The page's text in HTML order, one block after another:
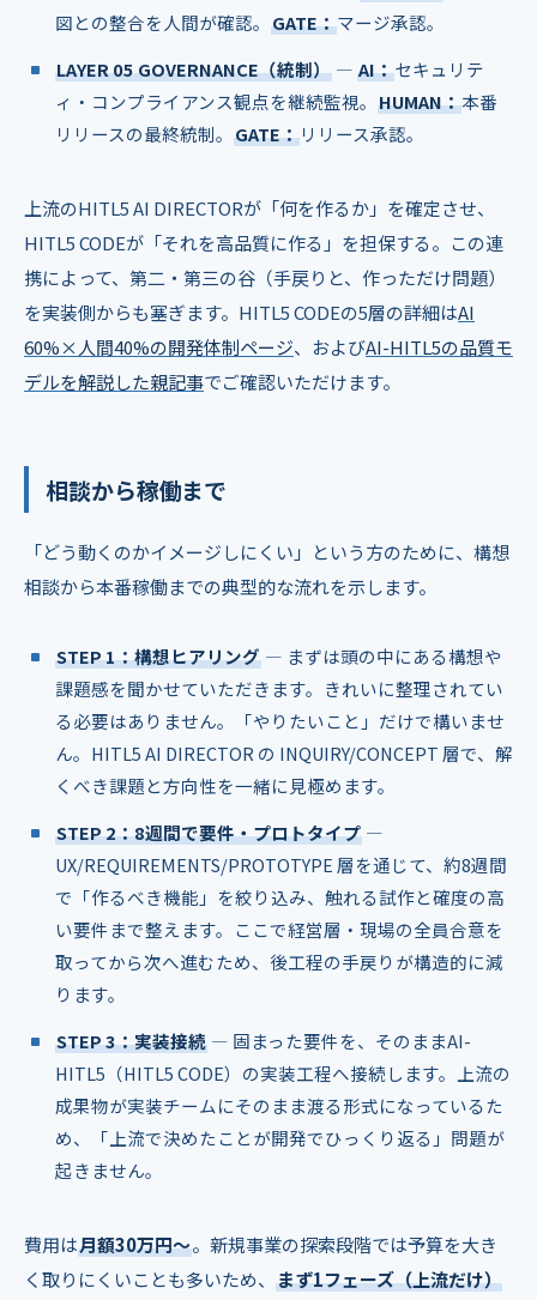
図との整合を人間が確認。 GATE：マージ承認。
LAYER 05 GOVERNANCE（統制） ― AI：セキュリテ
ィ・コンプライアンス観点を継続監視。 HUMAN：本番
リリースの最終統制。 GATE：リリース承認。
上流のHITL5 AI DIRECTORが「何を作るか」を確定させ、
HITL5 CODEが「それを高品質に作る」を担保する。この連
携によって、第二・第三の谷（手戻りと、作っただけ問題）
を実装側からも塞ぎます。HITL5 CODEの5層の詳細はAI
60%×人間40%の開発体制ページ、およびAI-HITL5の品質モ
デルを解説した親記事でご確認いただけます。
相談から稼働まで
「どう動くのかイメージしにくい」という方のために、構想
相談から本番稼働までの典型的な流れを示します。
STEP 1：構想ヒアリング ― まずは頭の中にある構想や
課題感を聞かせていただきます。きれいに整理されてい
る必要はありません。「やりたいこと」だけで構いませ
ん。HITL5 AI DIRECTOR の INQUIRY/CONCEPT 層で、解
くべき課題と方向性を一緒に見極めます。
STEP 2：8週間で要件・プロトタイプ ―
UX/REQUIREMENTS/PROTOTYPE 層を通じて、約8週間
で「作るべき機能」を絞り込み、触れる試作と確度の高
い要件まで整えます。ここで経営層・現場の全員合意を
取ってから次へ進むため、後工程の手戻りが構造的に減
ります。
STEP 3：実装接続 ― 固まった要件を、そのままAI-
HITL5（HITL5 CODE）の実装工程へ接続します。上流の
成果物が実装チームにそのまま渡る形式になっているた
め、「上流で決めたことが開発でひっくり返る」問題が
起きません。
費用は月額30万円〜。新規事業の探索段階では予算を大き
く取りにくいことも多いため、 まず1フェーズ（上流だけ）